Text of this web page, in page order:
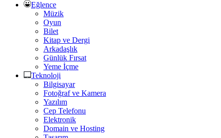
Eğlence
Müzik
Oyun
Bilet
Kitap ve Dergi
Arkadaşlık
Günlük Fırsat
Yeme İçme
Teknoloji
Bilgisayar
Fotoğraf ve Kamera
Yazılım
Cep Telefonu
Elektronik
Domain ve Hosting